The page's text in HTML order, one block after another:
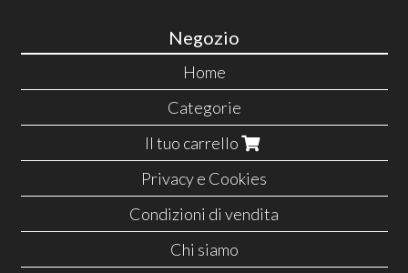
Negozio
Home
Categorie
Il tuo carrello
Privacy e Cookies
Condizioni di vendita
Chi siamo